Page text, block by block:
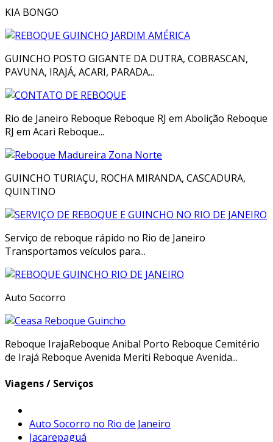
KIA BONGO
GUINCHO POSTO GIGANTE DA DUTRA, COBRASCAN,
PAVUNA, IRAJÁ, ACARI, PARADA...
Rio de Janeiro Reboque Reboque RJ em Abolição Reboque
RJ em Acari Reboque...
GUINCHO TURIAÇU, ROCHA MIRANDA, CASCADURA,
QUINTINO
Serviço de reboque rápido no Rio de Janeiro
Transportamos veículos para...
Auto Socorro
Reboque IrajaReboque Anibal Porto Reboque Cemitério
de Irajá Reboque Avenida Meriti Reboque Avenida...
Viagens / Serviços
Auto Socorro no Rio de Janeiro
Jacarepaguá